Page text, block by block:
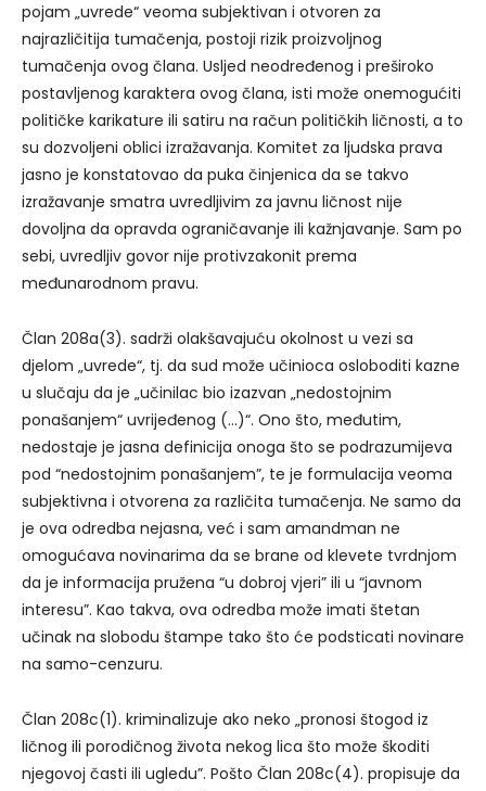
pojam „uvrede“ veoma subjektivan i otvoren za
najrazličitija tumačenja, postoji rizik proizvoljnog
tumačenja ovog člana. Usljed neodređenog i preširoko
postavljenog karaktera ovog člana, isti može onemogućiti
političke karikature ili satiru na račun političkih ličnosti, a to
su dozvoljeni oblici izražavanja. Komitet za ljudska prava
jasno je konstatovao da puka činjenica da se takvo
izražavanje smatra uvredljivim za javnu ličnost nije
dovoljna da opravda ograničavanje ili kažnjavanje. Sam po
sebi, uvredljiv govor nije protivzakonit prema
međunarodnom pravu.
Član 208a(3). sadrži olakšavajuću okolnost u vezi sa
djelom „uvrede“, tj. da sud može učinioca osloboditi kazne
u slučaju da je „učinilac bio izazvan „nedostojnim
ponašanjem“ uvrijeđenog (…)“. Ono što, međutim,
nedostaje je jasna definicija onoga što se podrazumijeva
pod “nedostojnim ponašanjem”, te je formulacija veoma
subjektivna i otvorena za različita tumačenja. Ne samo da
je ova odredba nejasna, već i sam amandman ne
omogućava novinarima da se brane od klevete tvrdnjom
da je informacija pružena “u dobroj vjeri” ili u “javnom
interesu”. Kao takva, ova odredba može imati štetan
učinak na slobodu štampe tako što će podsticati novinare
na samo-cenzuru.
Član 208c(1). kriminalizuje ako neko „pronosi štogod iz
ličnog ili porodičnog života nekog lica što može škoditi
njegovoj časti ili ugledu”. Pošto Član 208c(4). propisuje da